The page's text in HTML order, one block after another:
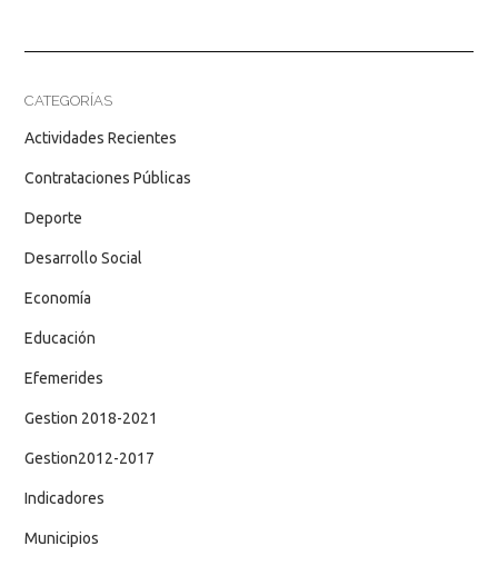
CATEGORÍAS
Actividades Recientes
Contrataciones Públicas
Deporte
Desarrollo Social
Economía
Educación
Efemerides
Gestion 2018-2021
Gestion2012-2017
Indicadores
Municipios